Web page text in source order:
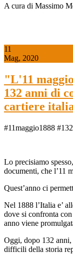
A cura di Massimo
11
Mag, 2020
"L'11
132 anni di
cartiere
#11maggio1888
Lo precisiamo
documenti, che l’11
Quest’anno ci
Nel 1888 l’Italia e’
dove si confronta
anno viene
Oggi, dopo 132 anni,
difficili della storia